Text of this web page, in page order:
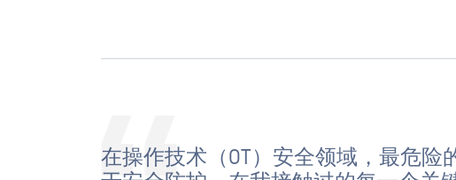
在操作技术（OT）安全领域，最危险